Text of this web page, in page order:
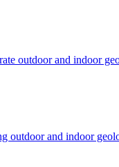
outdoor and indoor
outdoor and indoor